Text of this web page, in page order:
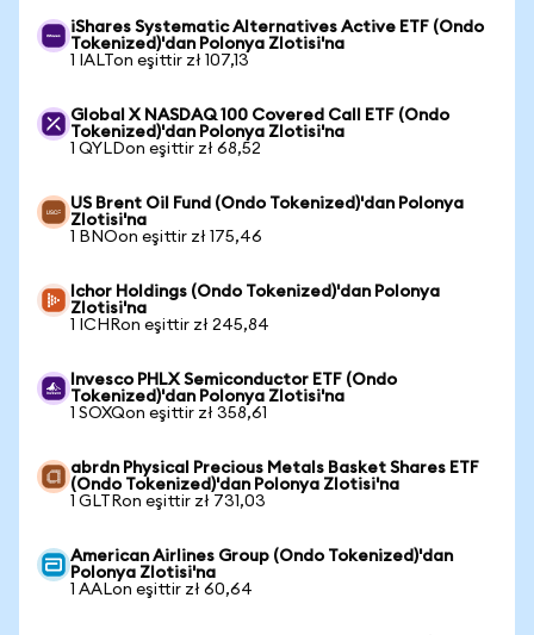
iShares Systematic Alternatives Active ETF (Ondo
Tokenized)'dan Polonya Zlotisi'na
1 IALTon eşittir zł 107,13
Global X NASDAQ 100 Covered Call ETF (Ondo
Tokenized)'dan Polonya Zlotisi'na
1 QYLDon eşittir zł 68,52
US Brent Oil Fund (Ondo Tokenized)'dan Polonya
Zlotisi'na
1 BNOon eşittir zł 175,46
Ichor Holdings (Ondo Tokenized)'dan Polonya
Zlotisi'na
1 ICHRon eşittir zł 245,84
Invesco PHLX Semiconductor ETF (Ondo
Tokenized)'dan Polonya Zlotisi'na
1 SOXQon eşittir zł 358,61
abrdn Physical Precious Metals Basket Shares ETF
(Ondo Tokenized)'dan Polonya Zlotisi'na
1 GLTRon eşittir zł 731,03
American Airlines Group (Ondo Tokenized)'dan
Polonya Zlotisi'na
1 AALon eşittir zł 60,64